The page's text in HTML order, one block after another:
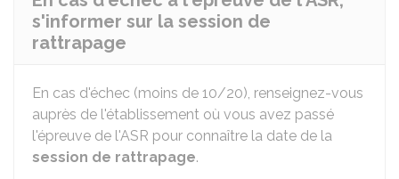
s'informer sur la session de
rattrapage
En cas d'échec (moins de 10/20), renseignez-vous
auprès de l'établissement où vous avez passé
l'épreuve de l'ASR pour connaître la date de la
session de rattrapage.